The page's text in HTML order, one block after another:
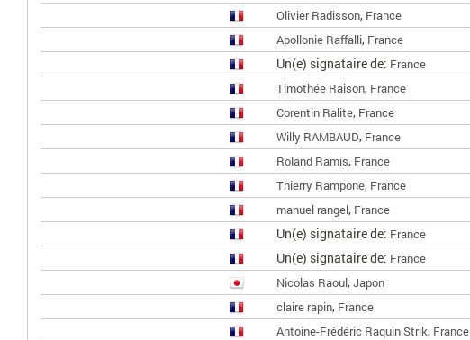
Olivier Radisson, France
Apollonie Raffalli, France
Un(e) signataire de: France
Timothée Raison, France
Corentin Ralite, France
Willy RAMBAUD, France
Roland Ramis, France
Thierry Rampone, France
manuel rangel, France
Un(e) signataire de: France
Un(e) signataire de: France
Nicolas Raoul,Japon
claire rapin, France
Antoine-Frédéric Raquin Strik, France